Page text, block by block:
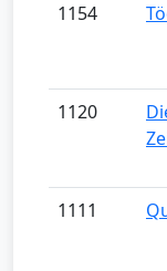
1154
1120
1111